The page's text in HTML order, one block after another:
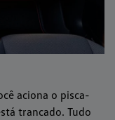
aciona o pisca-
trancado. Tudo